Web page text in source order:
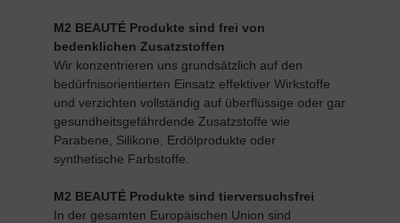
M2 BEAUTÉ Produkte sind frei von
bedenklichen Zusatzstoffen
Wir konzentrieren uns grundsätzlich auf den
bedürfnisorientierten Einsatz effektiver Wirkstoffe
und verzichten vollständig auf überflüssige oder gar
gesundheitsgefährdende Zusatzstoffe wie
Parabene, Silikone, Erdölprodukte oder
synthetische Farbstoffe.
M2 BEAUTÉ Produkte sind tierversuchsfrei
In der gesamten Europäischen Union sind